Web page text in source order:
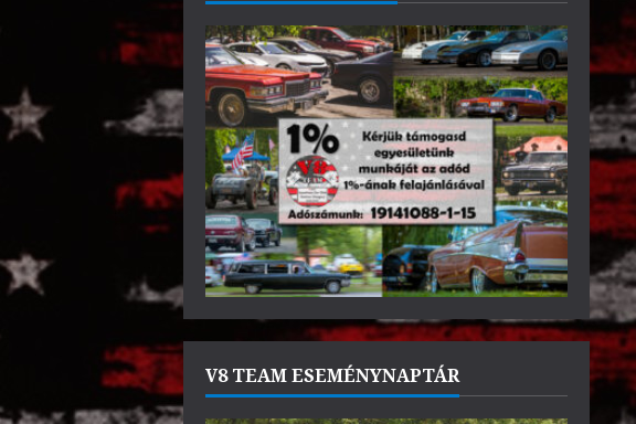
V8 TEAM ESEMÉNYNAPTÁR